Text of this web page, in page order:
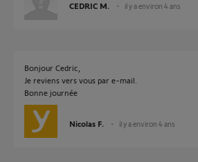
CEDRIC M. il y a environ 4 ans
Bonjour Cedric,
Je reviens vers vous par e-mail.
Bonne journée
Nicolas F. il y a environ 4 ans